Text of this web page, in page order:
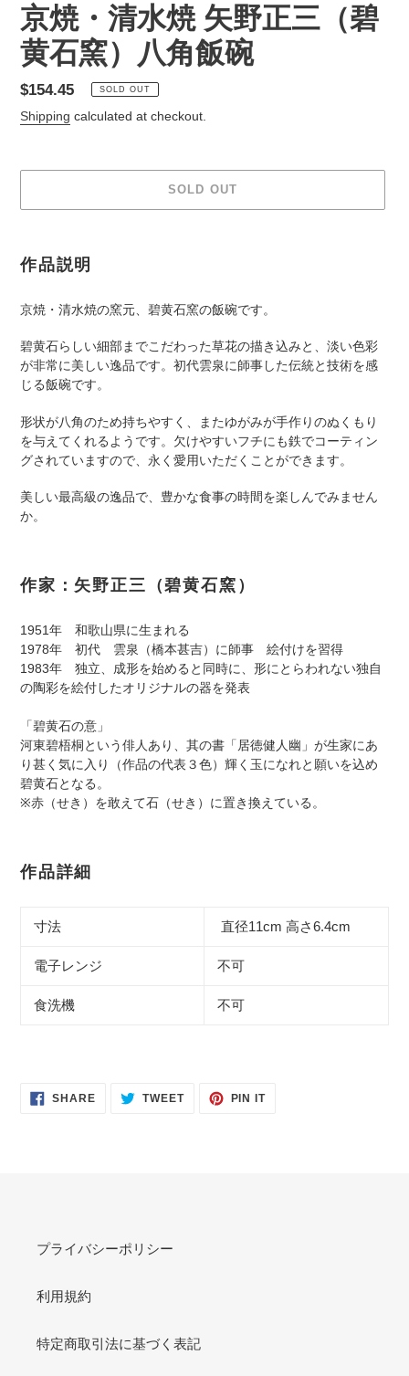
京焼・清水焼 矢野正三（碧
黄石窯）八角飯碗
Regular
price
$154.45 SOLD OUT
Shipping calculated at checkout.
SOLD OUT
product
to
cart
作品説明
京焼・清水焼の窯元、碧黄石窯の飯碗です。
碧黄石らしい細部までこだわった草花の描き込みと、淡い色彩
が非常に美しい逸品です。初代雲泉に師事した伝統と技術を感
じる飯碗です。
形状が八角のため持ちやすく、またゆがみが手作りのぬくもり
を与えてくれるようです。欠けやすいフチにも鉄でコーティン
グされていますので、永く愛用いただくことができます。
美しい最高級の逸品で、豊かな食事の時間を楽しんでみません
か。
作家：矢野正三（碧黄石窯）
1951年 和歌山県に生まれる
1978年 初代 雲泉（橋本甚吉）に師事 絵付けを習得
1983年 独立、成形を始めると同時に、形にとらわれない独自
の陶彩を絵付したオリジナルの器を発表
「碧黄石の意」
河東碧梧桐という俳人あり、其の書「居徳健人幽」が生家にあ
り甚く気に入り（作品の代表３色）輝く玉になれと願いを込め
碧黄石となる。
※赤（せき）を敢えて石（せき）に置き換えている。
作品詳細
寸法 直径11cm 高さ6.4cm
電子レンジ 不可
食洗機 不可
SHARESHARE
ON
TWEETTWEET PIN ITPIN
プライバシーポリシー
利用規約
特定商取引法に基づく表記